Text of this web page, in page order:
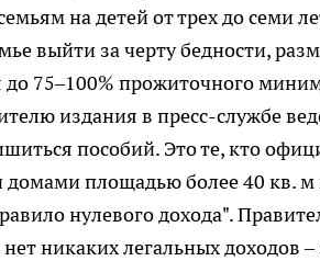
на детей от трех до семи
выйти за черту бедности,
до 75–100% прожиточного
издания в пресс-службе
пособий. Это те, кто
площадью более 40 кв. м
нулевого дохода".
никаких легальных доходов –